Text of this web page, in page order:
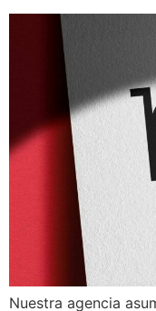
Nuestra agencia